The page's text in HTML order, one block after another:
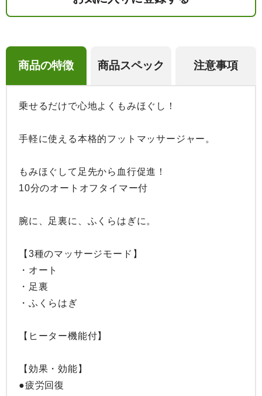
商品の特徴 商品スペック 注意事項
乗せるだけで心地よくもみほぐし！
手軽に使える本格的フットマッサージャー。
もみほぐして足先から血行促進！
10分のオートオフタイマー付
腕に、足裏に、ふくらはぎに。
【3種のマッサージモード】
・オート
・足裏
・ふくらはぎ
【ヒーター機能付】
【効果・効能】
●疲労回復